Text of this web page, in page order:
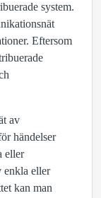
system.
Eftersom
av
händelser
eller
enkla eller
kan man